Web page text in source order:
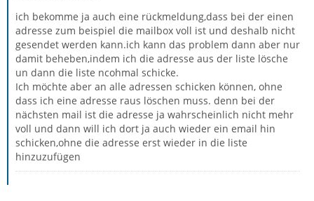
ich bekomme ja auch eine rückmeldung,dass bei der einen
adresse zum beispiel die mailbox voll ist und deshalb nicht
gesendet werden kann.ich kann das problem dann aber nur
damit beheben,indem ich die adresse aus der liste lösche
un dann die liste ncohmal schicke.
Ich möchte aber an alle adressen schicken können, ohne
dass ich eine adresse raus löschen muss. denn bei der
nächsten mail ist die adresse ja wahrscheinlich nicht mehr
voll und dann will ich dort ja auch wieder ein email hin
schicken,ohne die adresse erst wieder in die liste
hinzuzufügen